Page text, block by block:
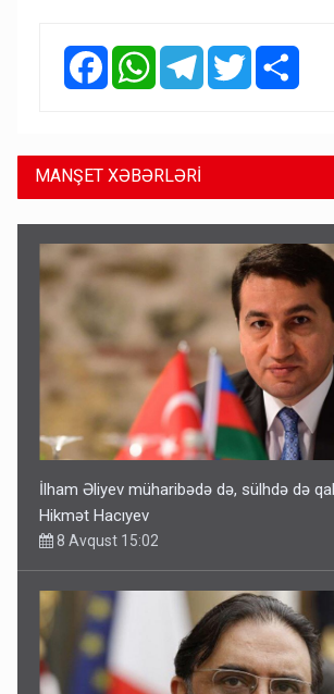
FacebookWhatsAppTelegramTwitter
MANŞET XƏBƏRLƏRİ
İlham Əliyev müharibədə də, sülhdə də
Hikmət Hacıyev
8 Avqust 15:02